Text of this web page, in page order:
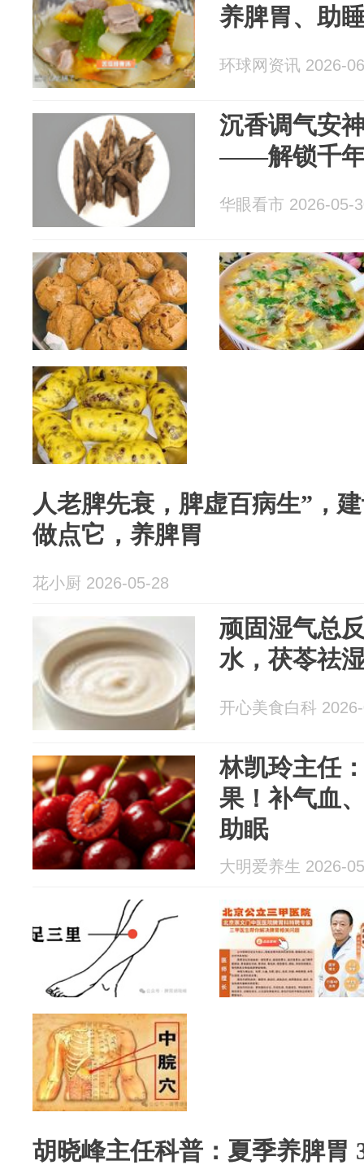
养脾胃、助
环球网资讯 2026-
沉香调气安
――解锁千年
华眼看市 2026-05-
人老脾先衰，脾虚百病生”，
做点它，养脾胃
花小厨 2026-05-28
顽固湿气总
水，茯苓祛
开心美食白科
林凯玲主任
果！补气血
助眠
大明爱养生 2026-
胡晓峰主任科普：夏季养脾胃